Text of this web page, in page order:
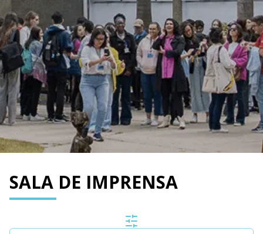
SALA DE IMPRENSA